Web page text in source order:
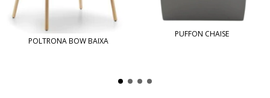
POLTRONA BOW BAIXA
PUFFON CHAISE